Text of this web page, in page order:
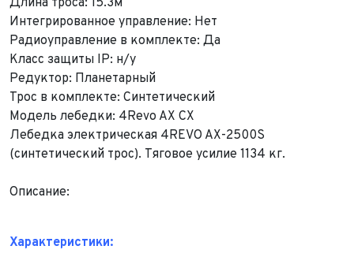
Интегрированное управление: Нет
Радиоуправление в комплекте: Да
Класс защиты IP: н/у
Редуктор: Планетарный
Трос в комплекте: Синтетический
Модель лебедки: 4Revo AX CX
Лебедка электрическая 4REVO AX-2500S
(синтетический трос). Тяговое усилие 1134 кг.
Описание:
Характеристики: